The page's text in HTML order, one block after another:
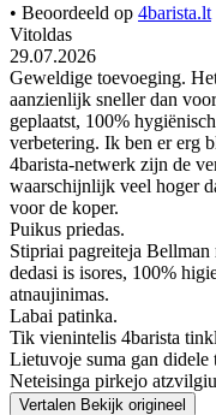
• Beoordeeld op 4barista.lt
Vitoldas
29.07.2026
Geweldige toevoeging.
aanzienlijk sneller dan
geplaatst, 100%
verbetering. Ik ben er erg
4barista-netwerk zijn de
waarschijnlijk veel hoger
voor de koper.
Puikus priedas.
Stipriai pagreiteja
dedasi is isores, 100%
atnaujinimas.
Labai patinka.
Tik vienintelis 4barista
Lietuvoje suma gan
Neteisinga pirkejo
Vertalen Bekijk origineel